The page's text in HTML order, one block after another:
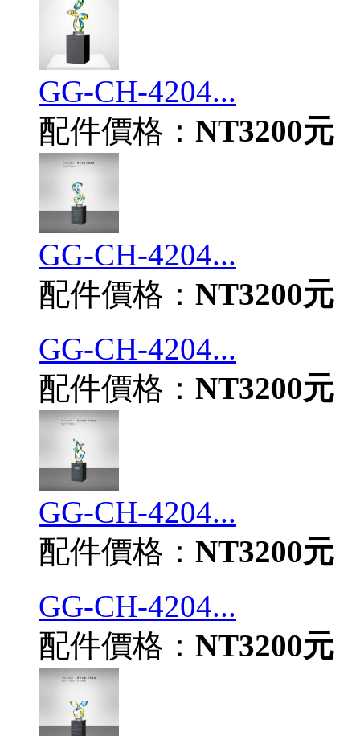
GG-CH-4204...
配件價格： NT3200元
GG-CH-4204...
配件價格： NT3200元
GG-CH-4204...
配件價格： NT3200元
GG-CH-4204...
配件價格： NT3200元
GG-CH-4204...
配件價格： NT3200元